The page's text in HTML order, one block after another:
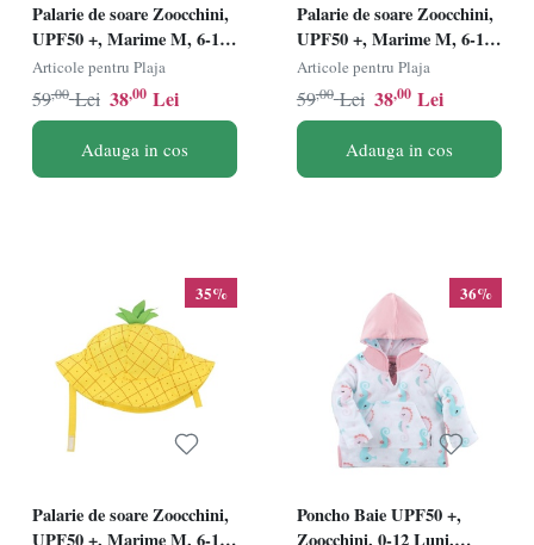
Palarie de soare Zoocchini,
UPF50 +, Marime M, 6-12
Luni - Mermaid
Articole pentru Plaja
38,00 Lei
59,00 Lei
Adauga in cos
Palarie de soare Zoocchini,
UPF50 +, Marime M, 6-12
Luni - Dino
Articole pentru Plaja
38,00 Lei
59,00 Lei
Adauga in cos
35%
Palarie de soare Zoocchini,
UPF50 +, Marime M, 6-12
36%
Poncho Baie UPF50 +,
Zoocchini, 0-12 Luni,